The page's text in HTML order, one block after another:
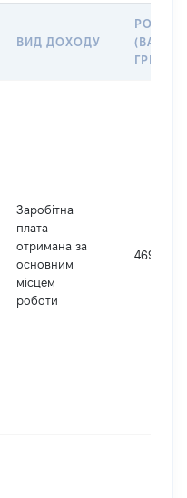
ВИД ДОХОДУ
РОЗМІР
ГРН
Заробітна
плата
отримана за
основним
місцем
роботи
46904